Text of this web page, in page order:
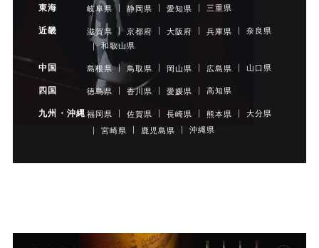
東海 岐阜県 静岡県 愛知県 三重県
近畿 滋賀県 京都府 大阪府 兵庫県
奈良県
和歌山県
中国 島根県 鳥取県 岡山県 広島県 山口県
四国 徳島県 香川県 愛媛県 高知県
九州・沖縄 福岡県 佐賀県 長崎県 熊本県
大分県
宮崎県
鹿児島県 沖縄県